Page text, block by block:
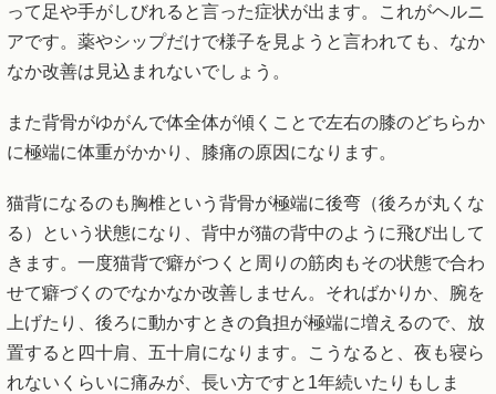
って足や手がしびれると言った症状が出ます。これがヘルニ
アです。薬やシップだけで様子を見ようと言われても、なか
なか改善は見込まれないでしょう。
また背骨がゆがんで体全体が傾くことで左右の膝のどちらか
に極端に体重がかかり、膝痛の原因になります。
猫背になるのも胸椎という背骨が極端に後弯（後ろが丸くな
る）という状態になり、背中が猫の背中のように飛び出して
きます。一度猫背で癖がつくと周りの筋肉もその状態で合わ
せて癖づくのでなかなか改善しません。そればかりか、腕を
上げたり、後ろに動かすときの負担が極端に増えるので、放
置すると四十肩、五十肩になります。こうなると、夜も寝ら
れないくらいに痛みが、長い方ですと1年続いたりもしま